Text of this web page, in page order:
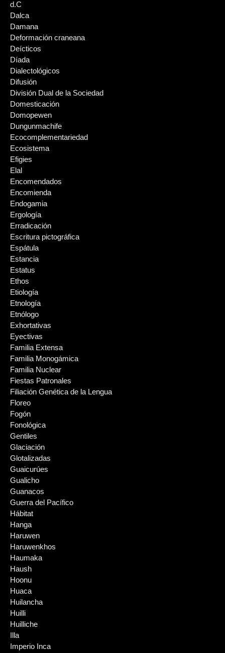
d.C
Dalca
Damana
Deformación craneana
Deícticos
Díada
Dialectológicos
Difusión
División Dual de la Sociedad
Domesticación
Domopewen
Dungunmachife
Ecocomplementariedad
Ecosistema
Efigies
Elal
Encomendados
Encomienda
Endogamia
Ergología
Erradicación
Escritura pictográfica
Espátula
Estancia
Estatus
Ethos
Etiología
Etnología
Etnólogo
Exhortativas
Eyectivas
Familia Extensa
Familia Monogámica
Familia Nuclear
Fiestas Patronales
Filiación Genética de la Lengua
Floreo
Fogón
Fonológica
Gentiles
Glaciación
Glotalizadas
Guaicurúes
Gualicho
Guanacos
Guerra del Pacífico
Hábitat
Hanga
Haruwen
Haruwenkhos
Haumaka
Haush
Hoonu
Huaca
Huilancha
Huilli
Huilliche
Illa
Imperio Inca